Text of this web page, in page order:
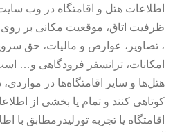
اطلاعات هتل و اقامتگاه در وب
ظرفیت اتاق، موقعیت مکانی بر
، تصاویر، عوارض و مالیات، حق
امکانات، ترانسفر فرودگاهی و…
هتل‌ها و سایر اقامتگاه‌ها در
کوتاهی کنند و تمام یا بخشی از
اقامتگاه یا تجربه تورلیدرمطابق